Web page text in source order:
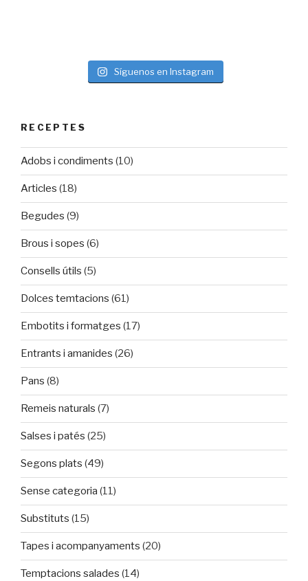
Síguenos en Instagram
RECEPTES
Adobs i condiments (10)
Articles (18)
Begudes (9)
Brous i sopes (6)
Consells útils (5)
Dolces temtacions (61)
Embotits i formatges (17)
Entrants i amanides (26)
Pans (8)
Remeis naturals (7)
Salses i patés (25)
Segons plats (49)
Sense categoria (11)
Substituts (15)
Tapes i acompanyaments (20)
Temptacions salades (14)